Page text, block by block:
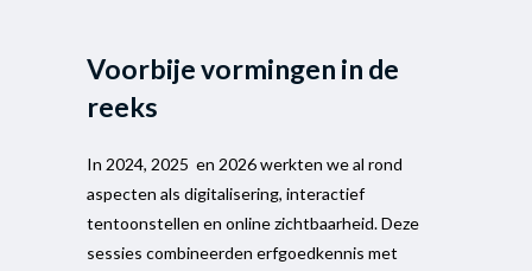
Voorbije vormingen in de
reeks
In 2024, 2025 en 2026 werkten weal rond
aspecten als digitalisering, interactief
tentoonstellen en online zichtbaarheid. Deze
sessies combineerden erfgoedkennis met